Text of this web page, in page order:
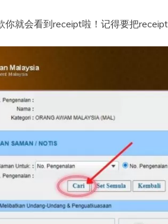
就会看到receipt啦！记得要把